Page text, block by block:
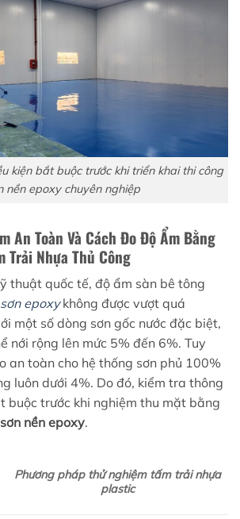
kiện bắt buộc trước khi triển khai thi công
nền epoxy chuyên nghiệp
An Toàn Và Cách Đo Độ Ẩm Bằng
Trải Nhựa Thủ Công
thuật quốc tế, độ ẩm sàn bê tông
epoxykhông được vượt quá
một số dòng sơn gốc nước đặc biệt,
nới rộng lên mức 5% đến 6%. Tuy
an toàn cho hệ thống sơn phủ 100%
luôn dưới 4%. Do đó, kiểm tra thông
buộc trước khi nghiệm thu mặt bằng
nền epoxy.
Phương pháp thử nghiệm tấm trải nhựa
plastic